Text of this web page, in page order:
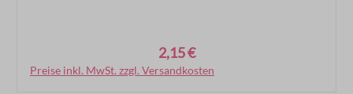
2,15 €
Preise inkl. MwSt. zzgl. Versandkosten
In den Warenkorb